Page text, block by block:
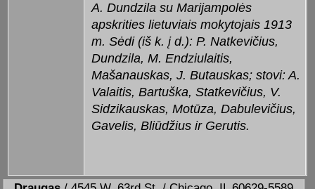
A. Dundzila su Marijampolės
apskrities lietuviais mokytojais 1913
m. Sėdi (iš k. į d.): P. Natkevičius,
Dundzila, M. Endziulaitis,
Mašanauskas, J. Butauskas; stovi: A.
Valaitis, Bartuška, Statkevičius, V.
Sidzikauskas, Motūza, Dabulevičius,
Gavelis, Bliūdžius ir Gerutis.